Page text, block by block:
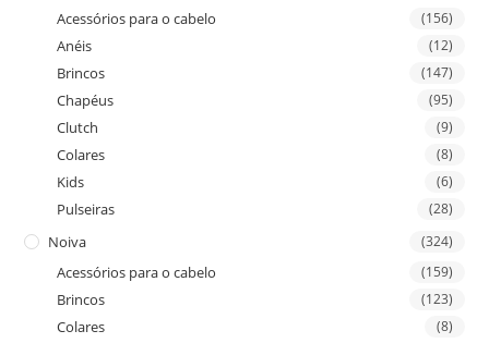
Acessórios para o cabelo (156)
Anéis (12)
Brincos (147)
Chapéus (95)
Clutch (9)
Colares (8)
Kids (6)
Pulseiras (28)
Noiva (324)
Acessórios para o cabelo (159)
Brincos (123)
Colares (8)